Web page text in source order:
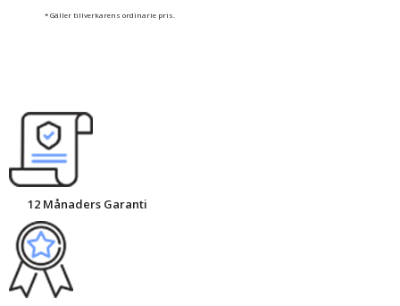
* Gäller tillverkarens ordinarie pris.
12 Månaders Garanti